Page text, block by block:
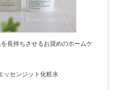
長持ちさせるお奨めのホームケ
ッセンジット化粧水